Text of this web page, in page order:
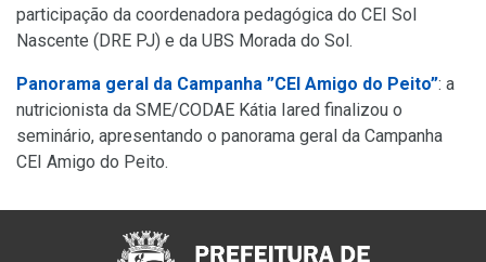
participação da coordenadora pedagógica do CEI Sol
Nascente (DRE PJ) e da UBS Morada do Sol.
Panorama geral da Campanha ”CEI Amigo do Peito”: a
nutricionista da SME/CODAE Kátia Iared finalizou o
seminário, apresentando o panorama geral da Campanha
CEI Amigo do Peito.